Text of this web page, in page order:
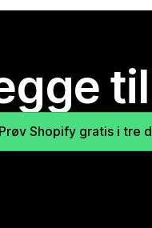
Prøv Shopify gratis i tre